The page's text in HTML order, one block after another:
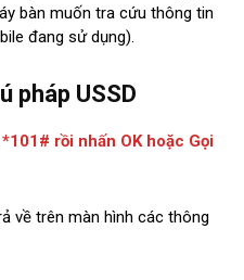
bàn muốn tra cứu thông tin
đang sử dụng).
pháp USSD
*101# rồi nhấn OK hoặc Gọi
về trên màn hình các thông